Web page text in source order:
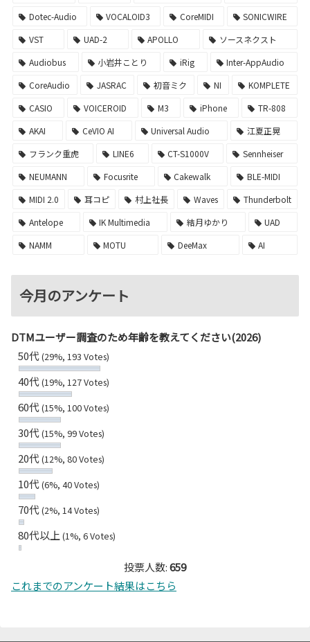
Dotec-Audio
VOCALOID3 CoreMIDI
SONICWIRE
VST
UAD-2 APOLLO
ソースネクスト
Audiobus
小岩井ことり iRig
Inter-AppAudio
CoreAudio
JASRAC 初音ミク NI
KOMPLETE
CASIO
VOICEROID M3 iPhone
TR-808
AKAI
CeVIO AI Universal Audio
江夏正晃
フランク重虎
LINE6 CT-S1000V
Sennheiser
NEUMANN
Focusrite Cakewalk
BLE-MIDI
MIDI 2.0
耳コピ 村上社長 Waves
Thunderbolt
Antelope
IK Multimedia 結月ゆかり
UAD
NAMM
MOTU DeeMax AI
今月のアンケート
DTMユーザー調査のため年齢を教えてください(2026)
50代(29%, 193 Votes)
40代(19%, 127 Votes)
60代(15%, 100 Votes)
30代(15%, 99 Votes)
20代(12%, 80 Votes)
10代(6%, 40 Votes)
70代(2%, 14 Votes)
80代以上 (1%, 6 Votes)
投票人数:659
これまでのアンケート結果はこちら